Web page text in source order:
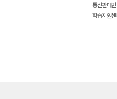
통신판매
학습지원